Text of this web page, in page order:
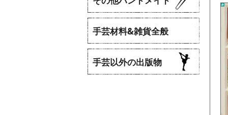
手芸材料&雑貨全般
手芸以外の出版物